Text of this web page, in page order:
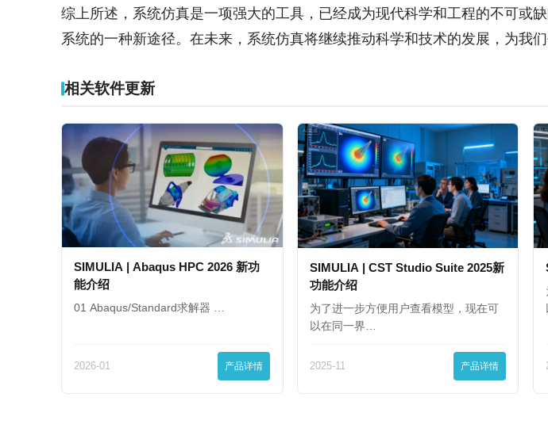
综上所述，系统仿真是一项强大的工具，已经成为现代科学和工程的不可或
系统的一种新途径。在未来，系统仿真将继续推动科学和技术的发展，为我
相关软件更新
SIMULIA | Abaqus HPC 2026 新功
能介绍
01 Abaqus/Standard求解器 …
2026-01 产品详情
SIMULIA | CST Studio Suite 2025新
功能介绍
为了进一步方便用户查看模型，现在可
以在同一界…
2025-11 产品详情